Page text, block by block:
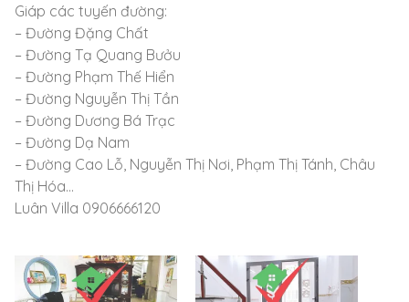
Giáp các tuyến đường:
– Đường Đặng Chất
– Đường Tạ Quang Bưởu
– Đường Phạm Thế Hiển
– Đường Nguyễn Thị Tần
– Đường Dương Bá Trạc
– Đường Dạ Nam
– Đường Cao Lỗ, Nguyễn Thị Nơi, Phạm Thị Tánh, Châu
Thị Hóa…
Luân Villa 0906666120